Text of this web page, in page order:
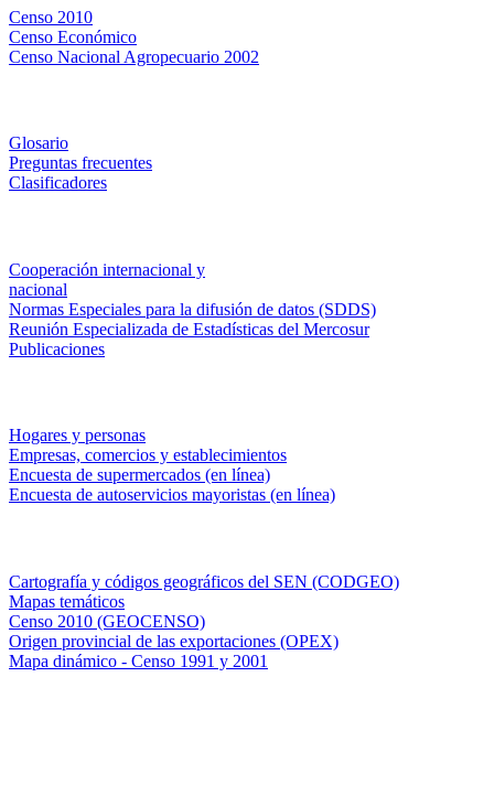
Censo 2010
Censo Económico
Censo Nacional Agropecuario 2002
Glosario
Preguntas frecuentes
Clasificadores
Cooperación internacional y
nacional
Normas Especiales para la difusión de datos (SDDS)
Reunión Especializada de Estadísticas del Mercosur
Publicaciones
Hogares y personas
Empresas, comercios y establecimientos
Encuesta de supermercados (en línea)
Encuesta de autoservicios mayoristas (en línea)
Cartografía y códigos geográficos del SEN (CODGEO)
Mapas temáticos
Censo 2010 (GEOCENSO)
Origen provincial de las exportaciones (OPEX)
Mapa dinámico - Censo 1991 y 2001